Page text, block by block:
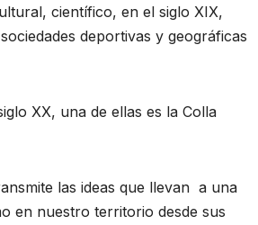
científico, en el siglo XIX,
deportivas y geográficas
XX, una de ellas es la Colla
las ideas que llevan a una
en nuestro territorio desde sus